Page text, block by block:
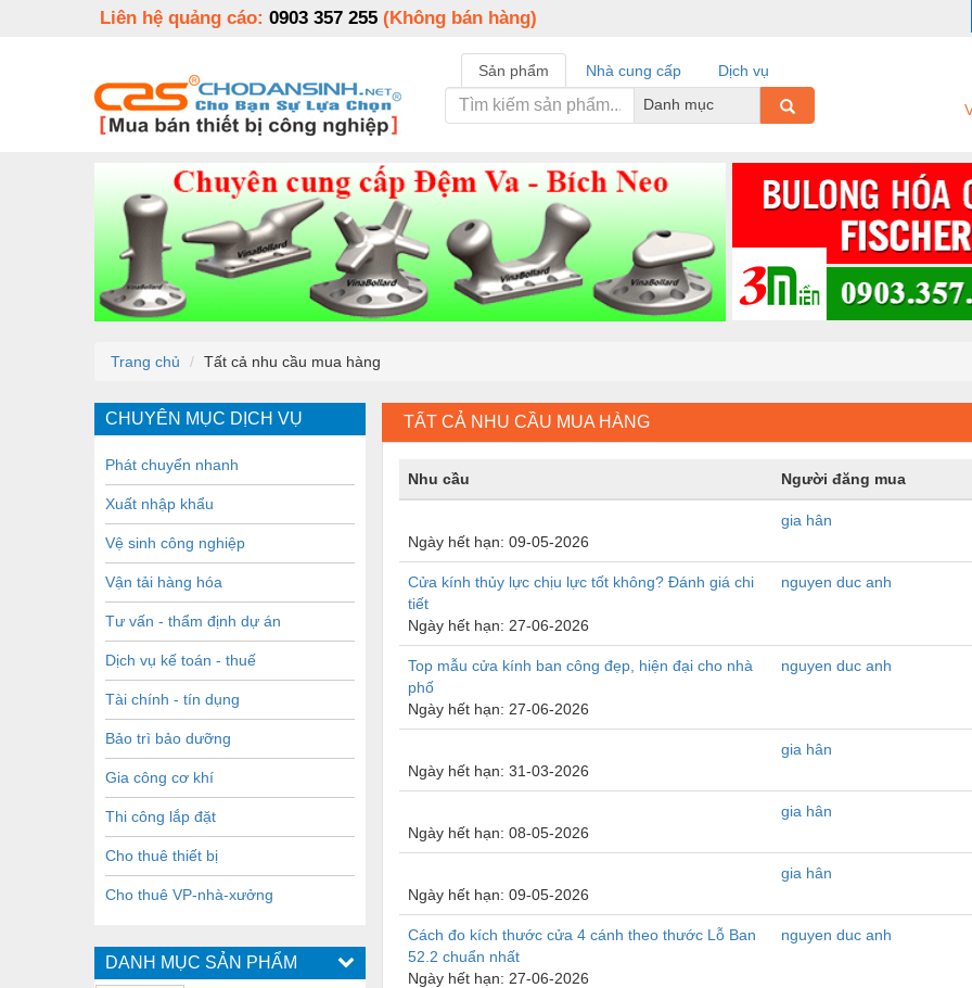
Liên hệ quảng cáo: 0903 357 255 (Không bán hàng)
Sản phẩm Nhà cung cấp
Dịch vụ
Danh mục
Trang chủ Tất cả nhu cầu mua hàng
CHUYÊN MỤC DỊCH VỤ
Phát chuyển nhanh
Xuất nhập khẩu
Vệ sinh công nghiệp
Vận tải hàng hóa
Tư vấn - thẩm định dự án
Dịch vụ kế toán - thuế
Tài chính - tín dụng
Bảo trì bảo dưỡng
Gia công cơ khí
Thi công lắp đặt
Cho thuê thiết bị
Cho thuê VP-nhà-xưởng
DANH MỤC SẢN PHẨM
TẤT CẢ NHU CẦU MUA HÀNG
Nhu cầu Người đăng mua
Ngày hết hạn: 09-05-2026
gia hân
Cửa kính thủy lực chịu lực tốt không? Đánh giá chi
tiết
Ngày hết hạn: 27-06-2026
nguyen duc anh
Top mẫu cửa kính ban công đẹp, hiện đại cho nhà
phố
Ngày hết hạn: 27-06-2026
nguyen duc anh
Ngày hết hạn: 31-03-2026
gia hân
Ngày hết hạn: 08-05-2026
gia hân
Ngày hết hạn: 09-05-2026
gia hân
Cách đo kích thước cửa 4 cánh theo thước Lỗ Ban
52.2 chuẩn nhất
Ngày hết hạn: 27-06-2026
nguyen duc anh